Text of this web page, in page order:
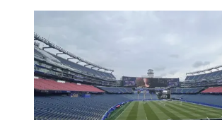
Pemandangan sisi dalam Gillette Stadium,
disebut Boston Stadium saat Piala Dunia
berlangsung. (Bola.com/Hery Kurniawan)